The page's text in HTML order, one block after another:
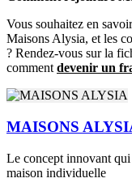
Vous souhaitez en
Maisons Alysia, et les
? Rendez-vous sur la
comment devenir un
MAISONS
Le concept innovant
maison individuelle